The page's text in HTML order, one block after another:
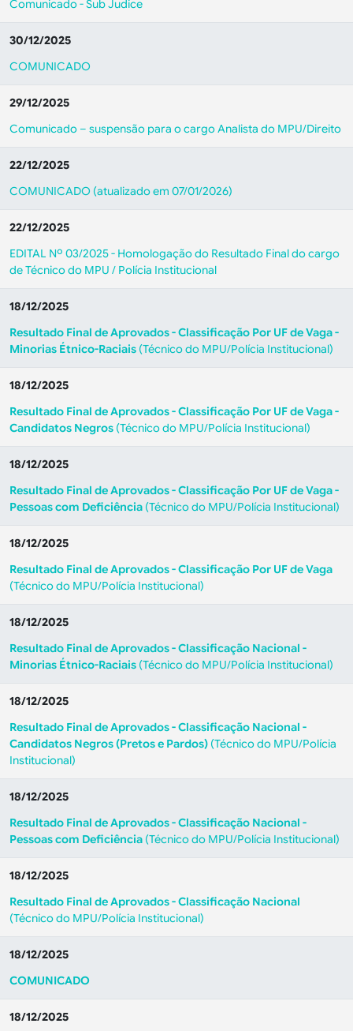
Comunicado - Sub Judice
30/12/2025
COMUNICADO
29/12/2025
Comunicado – suspensão para o cargo Analista do MPU/Direito
22/12/2025
COMUNICADO (atualizado em 07/01/2026)
22/12/2025
EDITAL Nº 03/2025 - Homologação do Resultado Final do cargo
de Técnico do MPU / Polícia Institucional
18/12/2025
Resultado Final de Aprovados - Classificação Por UF de Vaga -
Minorias Étnico-Raciais (Técnico do MPU/Polícia Institucional)
18/12/2025
Resultado Final de Aprovados - Classificação Por UF de Vaga -
Candidatos Negros (Técnico do MPU/Polícia Institucional)
18/12/2025
Resultado Final de Aprovados - Classificação Por UF de Vaga -
Pessoas com Deficiência (Técnico do MPU/Polícia Institucional)
18/12/2025
Resultado Final de Aprovados - Classificação Por UF de Vaga
(Técnico do MPU/Polícia Institucional)
18/12/2025
Resultado Final de Aprovados - Classificação Nacional -
Minorias Étnico-Raciais (Técnico do MPU/Polícia Institucional)
18/12/2025
Resultado Final de Aprovados - Classificação Nacional -
Candidatos Negros (Pretos e Pardos) (Técnico do MPU/Polícia
Institucional)
18/12/2025
Resultado Final de Aprovados - Classificação Nacional -
Pessoas com Deficiência (Técnico do MPU/Polícia Institucional)
18/12/2025
Resultado Final de Aprovados - Classificação Nacional
(Técnico do MPU/Polícia Institucional)
18/12/2025
COMUNICADO
18/12/2025